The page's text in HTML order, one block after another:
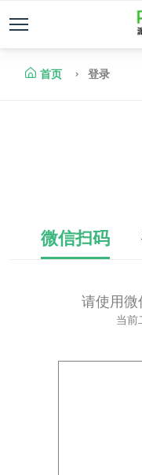
首页 登录
微信扫码
请使用微
当前